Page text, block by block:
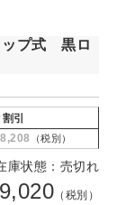
ップ式 黒ロ
引
（税別）
庫状態：売切れ
（税別）